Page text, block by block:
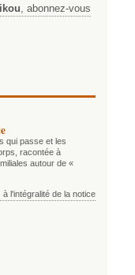
, abonnez-vous
qui passe et les
racontée à
autour de «
à l'intégralité de la notice